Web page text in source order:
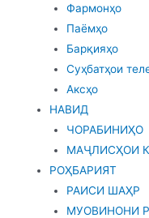
Фармонҳо
Паёмҳо
Барқияҳо
Суҳбатҳои
Аксҳо
НАВИД
ЧОРАБИНИҲО
МАҶЛИСҲОИ
РОҲБАРИЯТ
РАИСИ ШАҲР
МУОВИНОНИ